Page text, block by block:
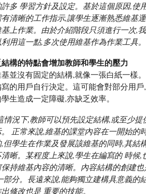
多 學習方針及設定。基於這個原因,使
清晰的工作指示,讓學生逐漸熟悉維基
上作業。由於介紹階段只須進行一次,
用這一點,多次使用維基作為作業工具。
構的特點會增加教師和學生的壓力
並沒有固定的結構,就像一張白紙一樣
的用戶自行決定。這可能會對部分用戶
生造成一定障礙,亦缺乏效率。
情況下,教師可以預先設定結構,或至少提
正常來說,維基的課堂內容在一開始的
但學生在作業及發展該維基的同時,其結
晰。某程度上來說,學生在編寫的 時候,
持維基內容的清晰。內容結構的創建
部分。長遠來說,能夠獨立建構具意義的
修改也是 重要的技能。